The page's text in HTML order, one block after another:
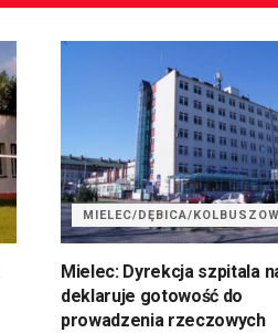
MIELEC/DĘBICA/
Mielec: Dyrekcja szpitala
deklaruje gotowość do
prowadzenia rzeczowych